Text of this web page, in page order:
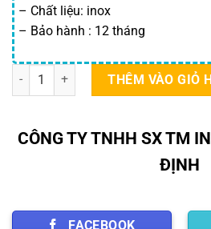
– Chất liệu: inox
– Bảo hành : 12 tháng
Bếp Công Nghiệp 5 Họng số lượng
THÊM VÀO GIỎ
CÔNG TY TNHH SX TM
ĐỊNH
FACEBOOK